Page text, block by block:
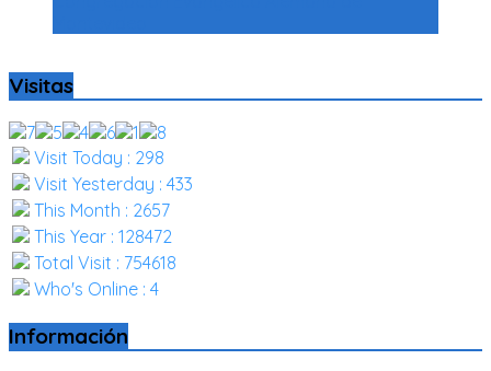
Visitas
Visit Today : 298
Visit Yesterday : 433
This Month : 2657
This Year : 128472
Total Visit : 754618
Who's Online : 4
Información